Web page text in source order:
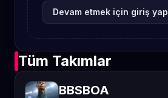
Devam etmek için giriş yap
Tüm Takımlar
BBSBOA